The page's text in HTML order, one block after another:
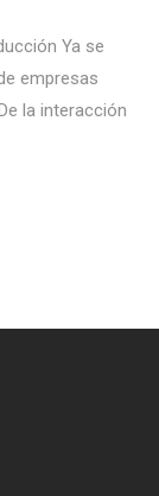
Ya se
empresas
la interacción